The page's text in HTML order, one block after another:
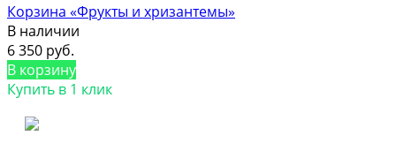
Корзина «Фрукты и хризантемы»
В наличии
6 350 руб.
В корзину
Купить в 1 клик